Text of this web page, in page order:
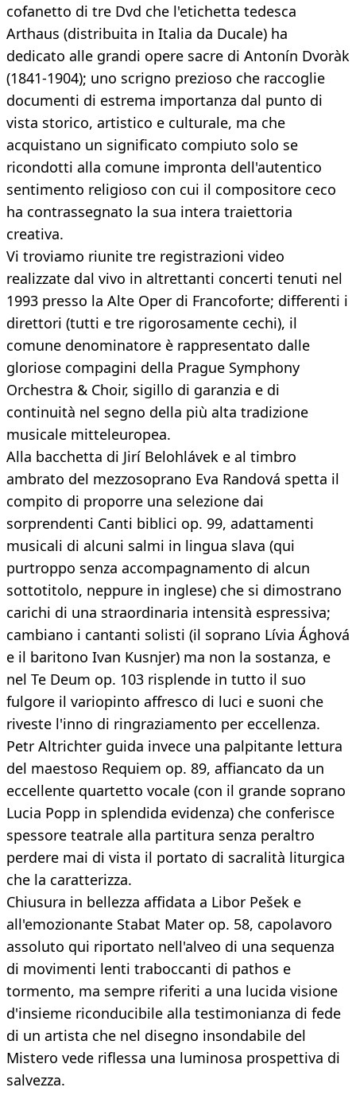
cofanetto di tre Dvd che l'etichetta tedesca
Arthaus (distribuita in Italia da Ducale) ha
dedicato alle grandi opere sacre di Antonín Dvoràk
(1841-1904); uno scrigno prezioso che raccoglie
documenti di estrema importanza dal punto di
vista storico, artistico e culturale, ma che
acquistano un significato compiuto solo se
ricondotti alla comune impronta dell'autentico
sentimento religioso con cui il compositore ceco
ha contrassegnato la sua intera traiettoria
creativa.
Vi troviamo riunite tre registrazioni video
realizzate dal vivo in altrettanti concerti tenuti nel
1993 presso la Alte Oper di Francoforte; differenti i
direttori (tutti e tre rigorosamente cechi), il
comune denominatore è rappresentato dalle
gloriose compagini della Prague Symphony
Orchestra & Choir, sigillo di garanzia e di
continuità nel segno della più alta tradizione
musicale mitteleuropea.
Alla bacchetta di Jirí Belohlávek e al timbro
ambrato del mezzosoprano Eva Randová spetta il
compito di proporre una selezione dai
sorprendenti Canti biblici op. 99, adattamenti
musicali di alcuni salmi in lingua slava (qui
purtroppo senza accompagnamento di alcun
sottotitolo, neppure in inglese) che si dimostrano
carichi di una straordinaria intensità espressiva;
cambiano i cantanti solisti (il soprano Lívia Ághová
e il baritono Ivan Kusnjer) ma non la sostanza, e
nel Te Deum op. 103 risplende in tutto il suo
fulgore il variopinto affresco di luci e suoni che
riveste l'inno di ringraziamento per eccellenza.
Petr Altrichter guida invece una palpitante lettura
del maestoso Requiem op. 89, affiancato da un
eccellente quartetto vocale (con il grande soprano
Lucia Popp in splendida evidenza) che conferisce
spessore teatrale alla partitura senza peraltro
perdere mai di vista il portato di sacralità liturgica
che la caratterizza.
Chiusura in bellezza affidata a Libor Pešek e
all'emozionante Stabat Mater op. 58, capolavoro
assoluto qui riportato nell'alveo di una sequenza
di movimenti lenti traboccanti di pathos e
tormento, ma sempre riferiti a una lucida visione
d'insieme riconducibile alla testimonianza di fede
di un artista che nel disegno insondabile del
Mistero vede riflessa una luminosa prospettiva di
salvezza.